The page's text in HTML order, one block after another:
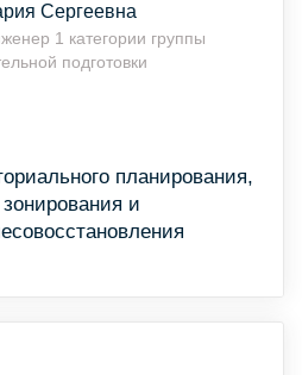
Сергеевна
1 категории группы
подготовки
планирования,
зонирования и